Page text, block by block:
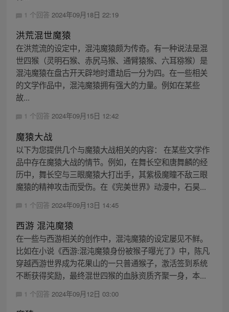
1 个回答 2024年09月18日 22:19
洪荒混世魔猿
在洪荒流的设定中，混沌魔猿颇为传奇。有一种说法是混
世四猴（灵明石猴、赤尻马猴、通臂猿猴、六耳猕猴）是
混沌魔猿在盘古开天辟地时遭劫后一分为四。在一些相关
的文学作品中，混沌魔猿拥有强大的力量。例如在某些
故...
1 个回答 2024年09月15日 12:42
魔猿大战
以下为您提供几个与魔猿大战相关的内容： 在某些文学作
品中存在魔猿大战的情节。例如，在舞长空和唐舞麟的经
历中，舞长空与三眼魔猿大打出手，其紫极魔瞳不敌三眼
魔猿的精神攻击而受伤。在《完美世界》动漫中，石昊...
1 个回答 2024年09月13日 14:45
西游 混沌魔猿
在一些与西游相关的创作中，混沌魔猿的设定屡见不鲜。
比如在小说《西游:混沌魔猿身份被猴子曝光了》中，陈凡
穿越西游世界成为花果山的一只普通猴子，激活签到系统
不断获得奖励，最终混世四猴的血脉资质齐聚一身，本...
1 个回答 2024年09月12日 03:00